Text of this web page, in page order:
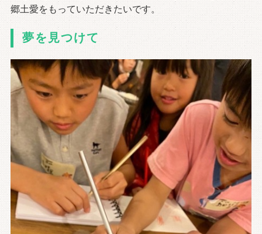
郷土愛をもっていただきたいです。
夢を見つけて